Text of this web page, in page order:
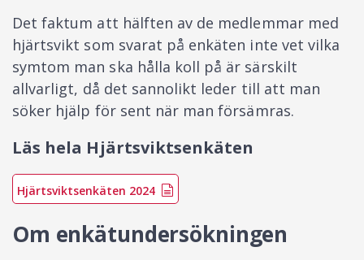
Det faktum att hälften av de medlemmar med
hjärtsvikt som svarat på enkäten inte vet vilka
symtom man ska hålla koll på är särskilt
allvarligt, då det sannolikt leder till att man
söker hjälp för sent när man försämras.
Läs hela Hjärtsviktsenkäten
Hjärtsviktsenkäten 2024
Om enkätundersökningen